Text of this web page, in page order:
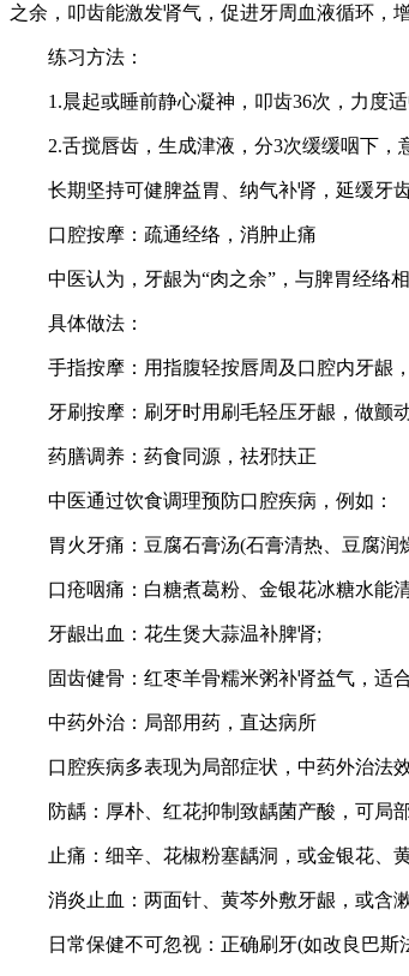
之余，叩齿能激发肾气，促进牙周血液循环，
练习方法：
1.晨起或睡前静心凝神，叩齿36次，力度适
2.舌搅唇齿，生成津液，分3次缓缓咽下，
长期坚持可健脾益胃、纳气补肾，延缓牙齿
口腔按摩：疏通经络，消肿止痛
中医认为，牙龈为“肉之余”，与脾胃经络相
具体做法：
手指按摩：用指腹轻按唇周及口腔内牙龈，
牙刷按摩：刷牙时用刷毛轻压牙龈，做颤动
药膳调养：药食同源，祛邪扶正
中医通过饮食调理预防口腔疾病，例如：
胃火牙痛：豆腐石膏汤(石膏清热、豆腐润
口疮咽痛：白糖煮葛粉、金银花冰糖水能
牙龈出血：花生煲大蒜温补脾肾;
固齿健骨：红枣羊骨糯米粥补肾益气，适合
中药外治：局部用药，直达病所
口腔疾病多表现为局部症状，中药外治法效
防龋：厚朴、红花抑制致龋菌产酸，可局
止痛：细辛、花椒粉塞龋洞，或金银花、
消炎止血：两面针、黄芩外敷牙龈，或含漱
日常保健不可忽视：正确刷牙(如改良巴斯